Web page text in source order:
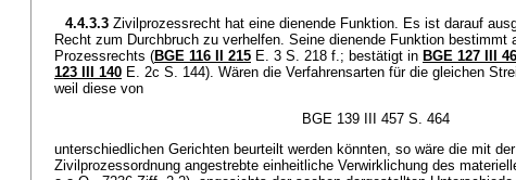
4.4.3.3 Zivilprozessrecht hat eine dienende Funktion. Es ist darauf
Recht zum Durchbruch zu verhelfen. Seine dienende Funktion bestimmt
Prozessrechts (BGE 116 II 215 E. 3 S. 218 f.; bestätigt in BGE 127 III
123 III 140 E. 2c S. 144). Wären die Verfahrensarten für die gleichen
weil diese von
BGE 139 III 457 S. 464
unterschiedlichen Gerichten beurteilt werden könnten, so wäre die mit
Zivilprozessordnung angestrebte einheitliche Verwirklichung des